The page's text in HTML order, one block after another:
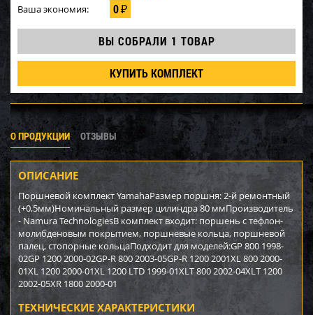
Ваша экономия: 0₽
ВЫ СОБРАЛИ 1 ТОВАР
КУПИТЬ КОМПЛЕКТ
О ПРОДУКЦИИ ОТЗЫВЫ
ОПИСАНИЕ
Поршневой комплект YamahaРазмер поршня: 2-й ремонтный
(+0,5мм)Номинальный размер цилиндра 80 ммПроизводитель
- Namura TechnologiesВ комплект входит: поршень с тефлон-
молибденовым покрытием, поршневые кольца, поршневой
палец, стопорные кольцаПодходит для моделей:GP 800 1998-
02GP 1200 2000-02GP-R 800 2003-05GP-R 1200 2001XL 800 2000-
01XL 1200 2000-01XL 1200 LTD 1999-01XLT 800 2002-04XLT 1200
2002-05XR 1800 2000-01
ТЕХНИЧЕСКИЕ ХАРАКТЕРИСТИКИ